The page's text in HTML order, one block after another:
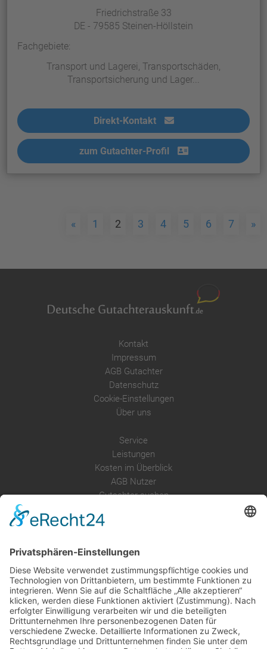
Friedrichstraße 33
DE - 79585 Steinen-Höllstein
Fachgebiete:
Transport und Lagerei, Transportschäden,
Transportsicherung und Lager...
Direkt-Kontakt
zum Gutachter-Profil
« 1 2 3 4 5 6 7 »
Kontakt
Impressum
AGB Gutachter
Datenschutz
Cookie-Einstellungen
Über uns
Service
Leistungen
Kosten im Überblick
AGB Nutzer
Gutachter suchen
Anfrage
Partner: Der DGuSV
als Gutachter eintragen
Infos für Suchende